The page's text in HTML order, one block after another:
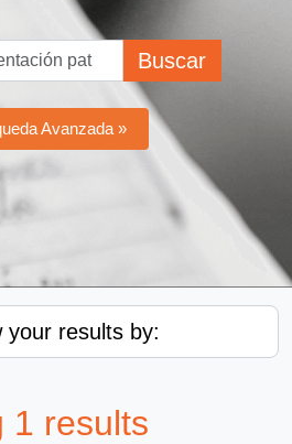
Buscar
Avanzada »
your results by:
1 results